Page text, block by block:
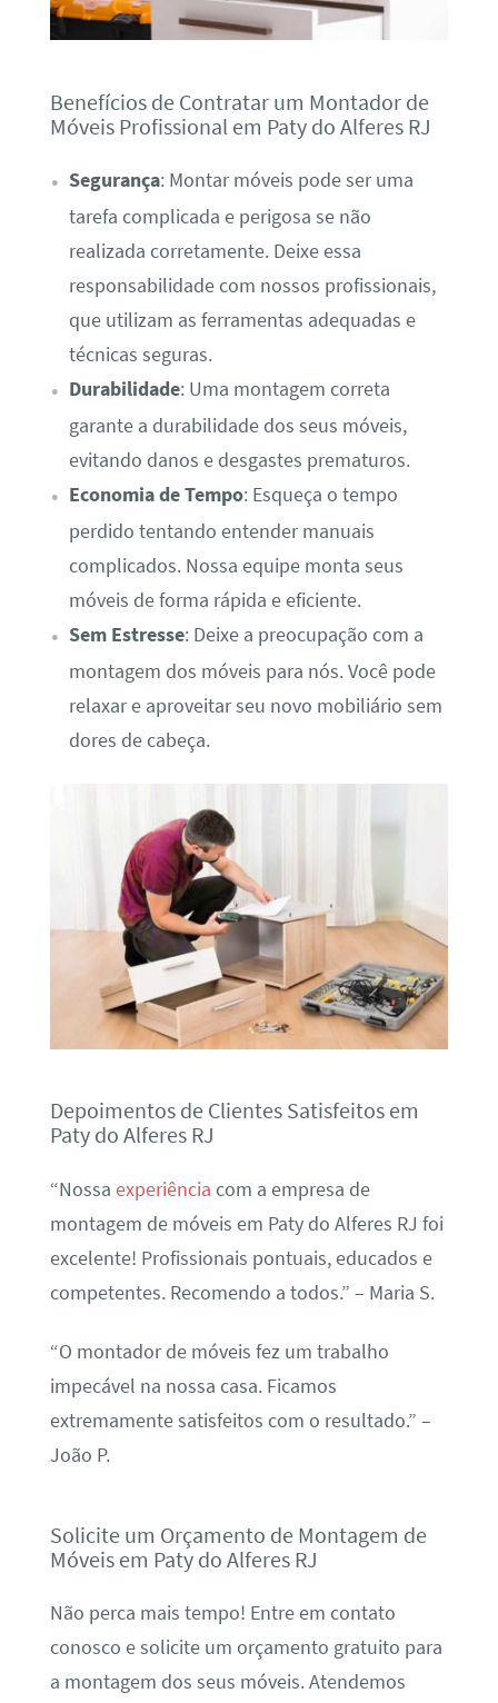
Benefícios de Contratar um Montador de
Móveis Profissional em Paty do Alferes RJ
Segurança: Montar móveis pode ser uma
tarefa complicada e perigosa se não
realizada corretamente. Deixe essa
responsabilidade com nossos profissionais,
que utilizam as ferramentas adequadas e
técnicas seguras.
Durabilidade: Uma montagem correta
garante a durabilidade dos seus móveis,
evitando danos e desgastes prematuros.
Economia de Tempo: Esqueça o tempo
perdido tentando entender manuais
complicados. Nossa equipe monta seus
móveis de forma rápida e eficiente.
Sem Estresse: Deixe a preocupação com a
montagem dos móveis para nós. Você pode
relaxar e aproveitar seu novo mobiliário sem
dores de cabeça.
Depoimentos de Clientes Satisfeitos em
Paty do Alferes RJ
“Nossa experiência com a empresa de
montagem de móveis em Paty do Alferes RJ foi
excelente! Profissionais pontuais, educados e
competentes. Recomendo a todos.” – Maria S.
“O montador de móveis fez um trabalho
impecável na nossa casa. Ficamos
extremamente satisfeitos com o resultado.” –
João P.
Solicite um Orçamento de Montagem de
Móveis em Paty do Alferes RJ
Não perca mais tempo! Entre em contato
conosco e solicite um orçamento gratuito para
a montagem dos seus móveis. Atendemos